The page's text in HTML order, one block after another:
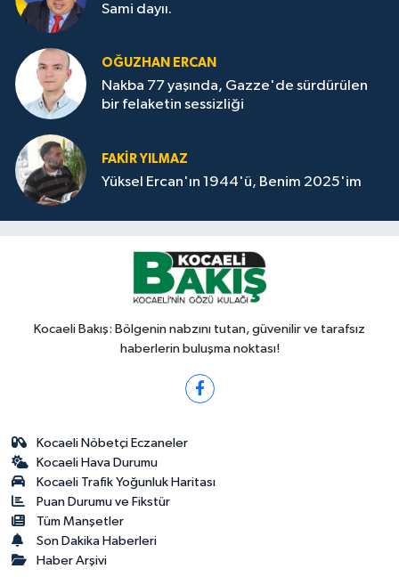
Sami dayıı.
OĞUZHAN ERCAN
Nakba 77 yaşında, Gazze'de sürdürülen
bir felaketin sessizliği
FAKİR YILMAZ
Yüksel Ercan'ın 1944'ü, Benim 2025'im
Kocaeli Bakış: Bölgenin nabzını tutan, güvenilir ve tarafsız
haberlerin buluşma noktası!
Kocaeli Nöbetçi Eczaneler
Kocaeli Hava Durumu
Kocaeli Trafik Yoğunluk Haritası
Puan Durumu ve Fikstür
Tüm Manşetler
Son Dakika Haberleri
Haber Arşivi